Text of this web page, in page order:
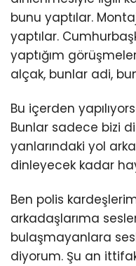
bunu yaptılar.
yaptılar.
yaptığım
alçak, bunlar adi,
Bu içerden
Bunlar sadece bizi
yanlarındaki yol
dinleyecek kadar
Ben polis
arkadaşlarıma
bulaşmayanlara
diyorum. Şu an